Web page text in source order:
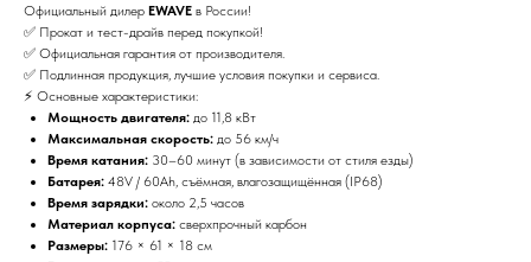
Официальный дилер EWAVE в России!
✅ Прокат и тест-драйв перед покупкой!
✅ Официальная гарантия от производителя.
✅ Подлинная продукция, лучшие условия покупки и сервиса.
⚡ Основные характеристики:
Мощность двигателя: до 11,8 кВт
Максимальная скорость: до 56 км/ч
Время катания: 30–60 минут (в зависимости от стиля езды)
Батарея: 48V / 60Ah, съёмная, влагозащищённая (IP68)
Время зарядки: около 2,5 часов
Материал корпуса: сверхпрочный карбон
Размеры: 176 × 61 × 18 см